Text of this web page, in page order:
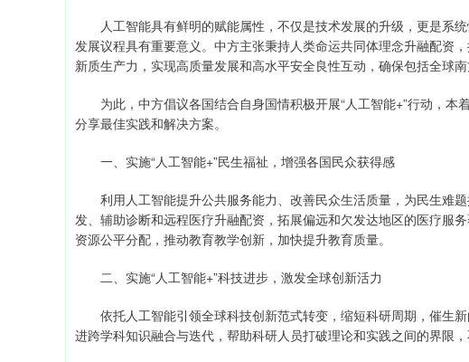
人工智能具有鲜明的赋能属性，不仅是技术发展的升级，更是系
发展议程具有重要意义。中方主张秉持人类命运共同体理念升融配资
新质生产力，实现高质量发展和高水平安全良性互动，确保包括全球南
为此，中方倡议各国结合自身国情积极开展“人工智能+”行动，本
分享最佳实践和解决方案。
一、实施“人工智能+”民生福祉，增强各国民众获得感
利用人工智能提升公共服务能力、改善民众生活质量，为民生难
发、辅助诊断和远程医疗升融配资，拓展偏远和欠发达地区的医疗服
资源公平分配，推动教育教学创新，加快提升教育质量。
二、实施“人工智能+”科技进步，激发全球创新活力
依托人工智能引领全球科技创新范式转变，缩短科研周期，催生
进跨学科知识融合与迭代，帮助科研人员打破理论和实践之间的界限，